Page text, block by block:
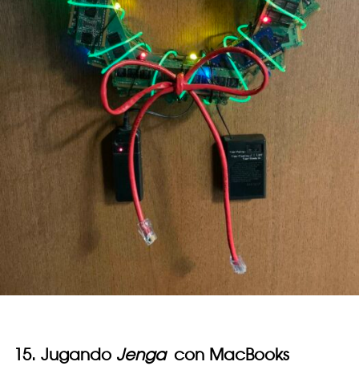
15. Jugando Jenga con MacBooks